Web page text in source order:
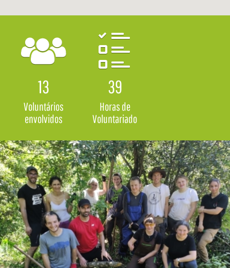
13
Voluntários
envolvidos
39
Horas de
Voluntariado